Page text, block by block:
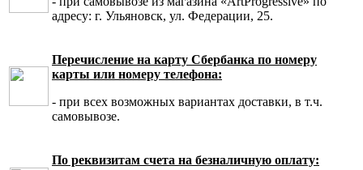
адресу: г. Ульяновск, ул. Федерации, 25.
Перечисление на карту Сбербанка по номеру
карты или номеру телефона:
- при всех возможных вариантах доставки, в т.ч.
самовывозе.
По реквизитам счета на безналичную оплату: